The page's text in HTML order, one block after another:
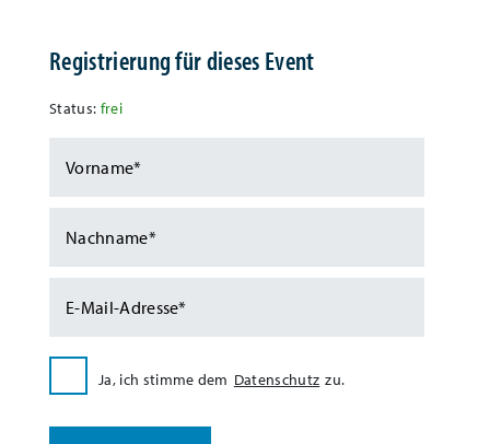
Registrierung für dieses Event
Status: frei
Ja, ich stimme dem Datenschutz zu.